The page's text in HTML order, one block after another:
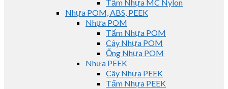
Tấm Nhựa MC Nylon
Nhựa POM, ABS, PEEK
Nhựa POM
Tấm Nhựa POM
Cây Nhựa POM
Ống Nhựa POM
Nhựa PEEK
Cây Nhựa PEEK
Tấm Nhựa PEEK